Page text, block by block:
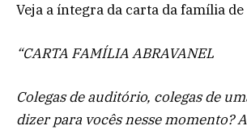
Veja a íntegra da carta da família
“CARTA FAMÍLIA ABRAVANEL
Colegas de auditório, colegas de
dizer para vocês nesse momento?